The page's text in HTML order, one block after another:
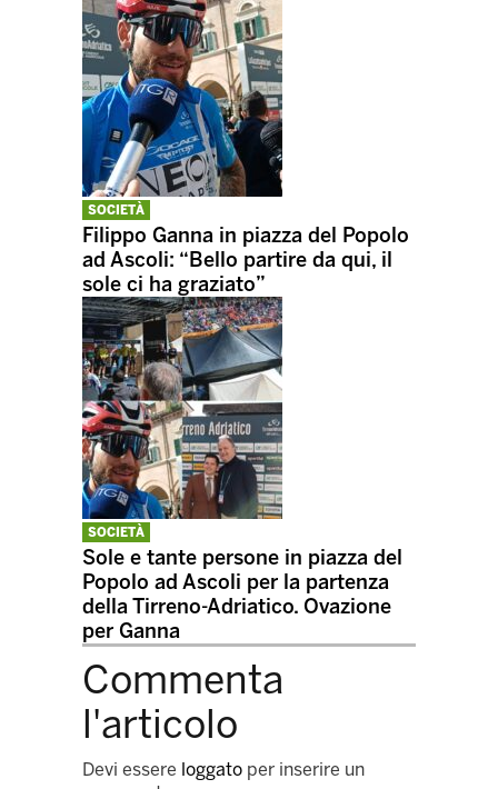
SOCIETÀ
Filippo Ganna in piazza del Popolo
ad Ascoli: “Bello partire da qui, il
sole ci ha graziato”
SOCIETÀ
Sole e tante persone in piazza del
Popolo ad Ascoli per la partenza
della Tirreno-Adriatico. Ovazione
per Ganna
Commenta
l'articolo
Devi essere loggato per inserire un